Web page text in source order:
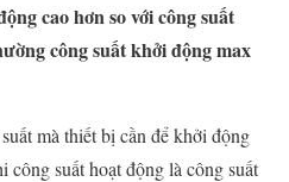
cao hơn so với công suất
công suất khởi động max
mà thiết bị cần để khởi động
công suất hoạt động là công suất